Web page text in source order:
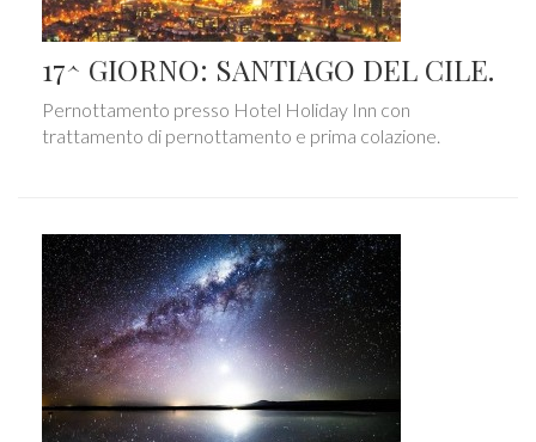
17^ GIORNO: SANTIAGO DEL CILE.
Pernottamento presso Hotel Holiday Inn con
trattamento di pernottamento e prima colazione.